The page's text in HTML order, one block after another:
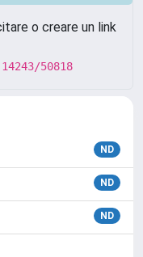
o creare un link
50818
ND
ND
ND